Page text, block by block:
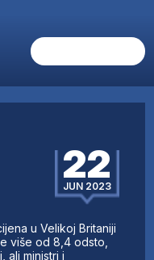
22
JUN 2023
u Velikoj Britaniji
više od 8,4 odsto,
ali ministri i